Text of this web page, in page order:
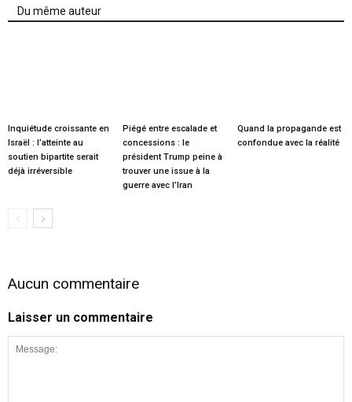
Du même auteur
Inquiétude croissante en
Israël : l’atteinte au
soutien bipartite serait
déjà irréversible
Piégé entre escalade et
concessions : le
président Trump peine à
trouver une issue à la
guerre avec l’Iran
Quand la propagande est
confondue avec la réalité
Aucun commentaire
Laisser un commentaire